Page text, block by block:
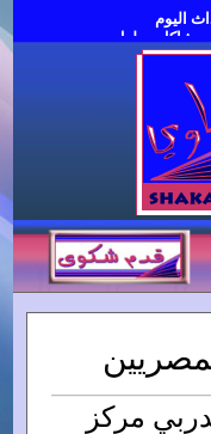
اليوم
مشاكل وحلول
مركز